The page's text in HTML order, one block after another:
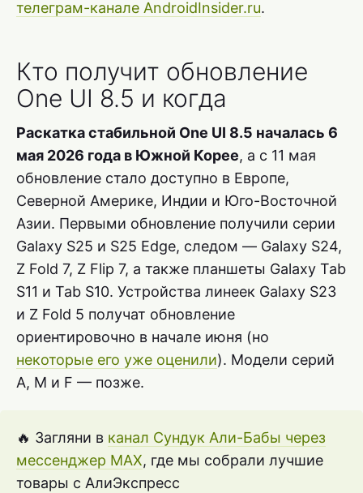
телеграм-канале AndroidInsider.ru.
Кто получит обновление
One UI 8.5 и когда
Раскатка стабильной One UI 8.5 началась 6
мая 2026 года в Южной Корее, а с 11 мая
обновление стало доступно в Европе,
Северной Америке, Индии и Юго-Восточной
Азии. Первыми обновление получили серии
Galaxy S25 и S25 Edge, следом — Galaxy S24,
Z Fold 7, Z Flip 7, а также планшеты Galaxy Tab
S11 и Tab S10. Устройства линеек Galaxy S23
и Z Fold 5 получат обновление
ориентировочно в начале июня (но
некоторые его уже оценили). Модели серий
A, M и F — позже.
🔥 Загляни в канал Сундук Али-Бабы через
мессенджер MAX, где мы собрали лучшие
товары с АлиЭкспресс